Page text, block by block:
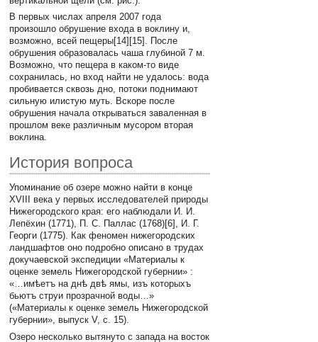
В первых числах апреля 2007 года
произошло обрушение входа в воклину и,
возможно, всей пещеры[14][15]. После
обрушения образовалась чаша глубиной 7 м.
Возможно, что пещера в каком-то виде
сохранилась, но вход найти не удалось: вода
пробивается сквозь дно, потоки поднимают
сильную илистую муть. Вскоре после
обрушения начала открываться заваленная в
прошлом веке различным мусором вторая
воклина.
История вопроса
Упоминание об озере можно найти в конце
XVIII века у первых исследователей природы
Нижегородского края: его наблюдали И. И.
Лепёхин (1771), П. С. Паллас (1768)[6], И. Г.
Георги (1775). Как феномен нижегородских
ландшафтов оно подробно описано в трудах
докучаевской экспедиции «Материалы к
оценке земель Нижегородской губернии» :
«…имѣетъ на днѣ двѣ ямы, изъ которыхъ
бьютъ струи прозрачной воды…»
(«Материалы к оценке земель Нижегородской
губернии», выпуск V, с. 15).
Озеро несколько вытянуто с запада на восток